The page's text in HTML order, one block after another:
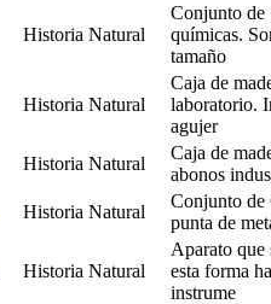
Historia Natural
Conjunto de
químicas.
tamaño
Historia Natural
Caja de
laboratorio.
agujer
Historia Natural
Caja de
abonos
Historia Natural
Conjunto de
punta de
Historia Natural
Aparato que
esta forma
instrume